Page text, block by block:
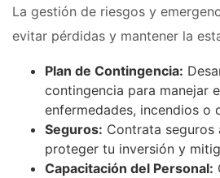
La gestión de riesgos y
evitar pérdidas y mantener la
Plan de Contingencia:
contingencia para manejar
enfermedades, incendios o
Seguros: Contrata seguros
proteger tu inversión y
Capacitación del Personal: